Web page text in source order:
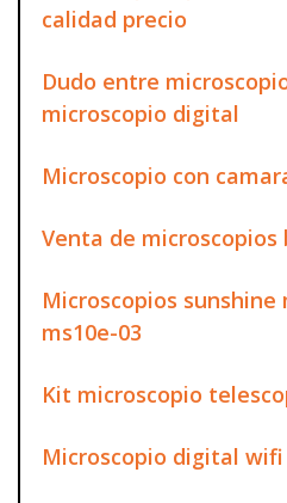
calidad precio
Dudo entre
microscopio digital
Microscopio con
Venta de microscopios
Microscopios
ms10e-03
Kit microscopio
Microscopio digital wifi